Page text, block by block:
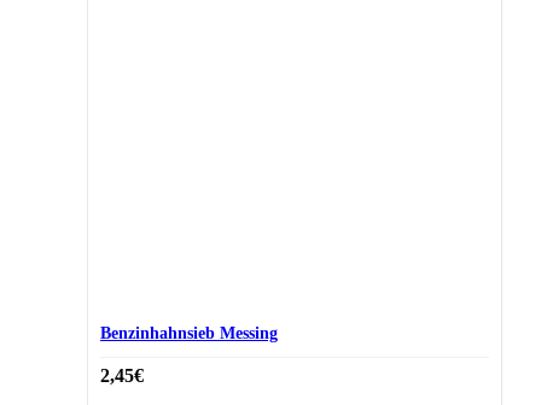
Benzinhahnsieb Messing
2,45€